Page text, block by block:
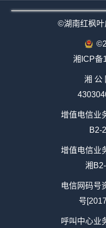
©湖南红枫叶
湘ICP备
湘 公
增值电信业
B2-
增值电信业
湘
电信网码号
号
呼叫中心业